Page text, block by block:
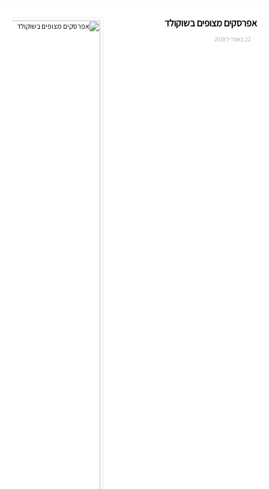
אפרסקים מצופים בשוקולד
22 באפריל 2018